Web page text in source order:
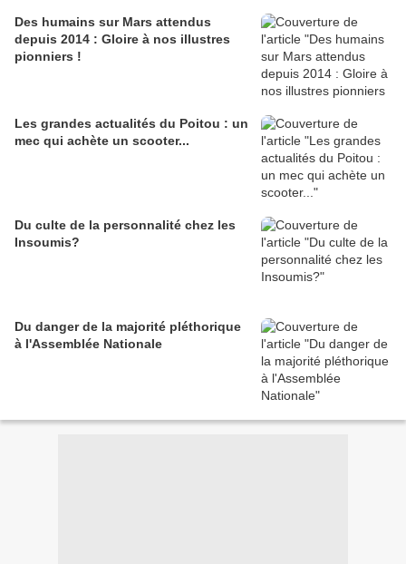
Des humains sur Mars attendus
depuis 2014 : Gloire à nos illustres
pionniers !
Les grandes actualités du Poitou : un
mec qui achète un scooter...
Du culte de la personnalité chez les
Insoumis?
Du danger de la majorité pléthorique
à l'Assemblée Nationale